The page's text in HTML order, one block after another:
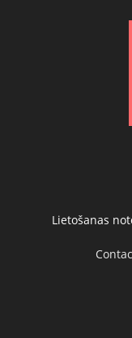
Lietošanas